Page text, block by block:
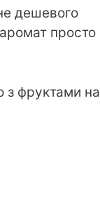
дешевого
просто
з фруктами на